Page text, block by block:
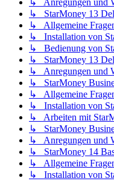
↳ Anregungen und
↳ StarMoney 13
↳ Allgemeine
↳ Installation von
↳ Bedienung von
↳ StarMoney 13
↳ Anregungen und
↳ StarMoney
↳ Allgemeine
↳ Installation von
↳ Arbeiten mit
↳ StarMoney
↳ Anregungen und
↳ StarMoney 14
↳ Allgemeine
↳ Installation von